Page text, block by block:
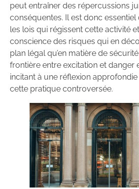
peut entraîner des répercussions
conséquentes. Il est donc essentiel
les lois qui régissent cette activité
conscience des risques qui en
plan légal qu’en matière de
frontière entre excitation et danger
incitant à une réflexion
cette pratique controversée.